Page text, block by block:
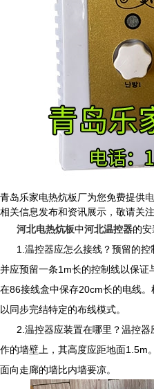
青岛乐家电热炕板厂为您免费提供
相关信息发布和资讯展示，敬请关注
河北电热炕板中河北温控器的安
1. 温控器应怎么接线？预留的控
并应预留一条1m长的控制线以保证
在86接线盒中保存20cm长的电线
以同步完结特定的布线模式。
2.温控器应装置在哪里？温控
作的墙壁上，其高度应距地面1.5m
面向走廊的墙比内墙要凉。